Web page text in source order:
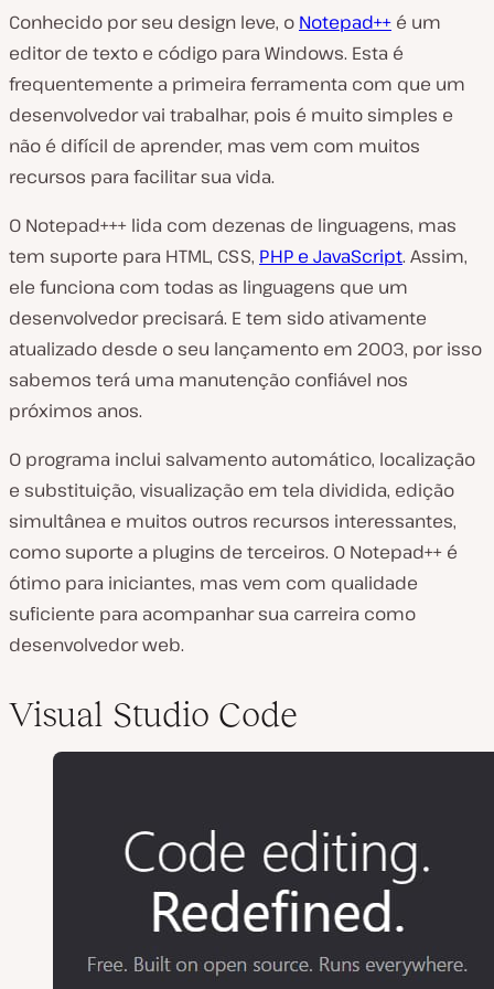
Conhecido por seu design leve, o Notepad++ é um
editor de texto e código para Windows. Esta é
frequentemente a primeira ferramenta com que um
desenvolvedor vai trabalhar, pois é muito simples e
não é difícil de aprender, mas vem com muitos
recursos para facilitar sua vida.
O Notepad+++ lida com dezenas de linguagens, mas
tem suporte para HTML, CSS, PHP e JavaScript. Assim,
ele funciona com todas as linguagens que um
desenvolvedor precisará. E tem sido ativamente
atualizado desde o seu lançamento em 2003, por isso
sabemos terá uma manutenção confiável nos
próximos anos.
O programa inclui salvamento automático, localização
e substituição, visualização em tela dividida, edição
simultânea e muitos outros recursos interessantes,
como suporte a plugins de terceiros. O Notepad++ é
ótimo para iniciantes, mas vem com qualidade
suficiente para acompanhar sua carreira como
desenvolvedor web.
Visual Studio Code